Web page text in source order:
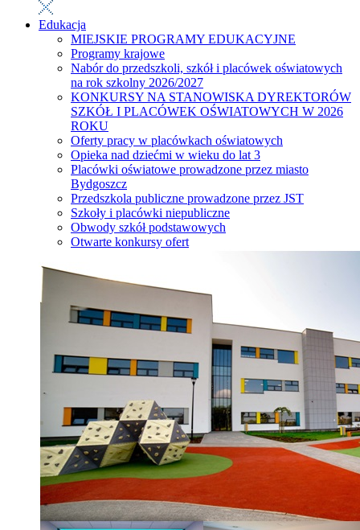
Edukacja
MIEJSKIE PROGRAMY EDUKACYJNE
Programy krajowe
Nabór do przedszkoli, szkół i placówek oświatowych
na rok szkolny 2026/2027
KONKURSY NA STANOWISKA DYREKTORÓW
SZKÓŁ I PLACÓWEK OŚWIATOWYCH W 2026
ROKU
Oferty pracy w placówkach oświatowych
Opieka nad dziećmi w wieku do lat 3
Placówki oświatowe prowadzone przez miasto
Bydgoszcz
Przedszkola publiczne prowadzone przez JST
Szkoły i placówki niepubliczne
Obwody szkół podstawowych
Otwarte konkursy ofert